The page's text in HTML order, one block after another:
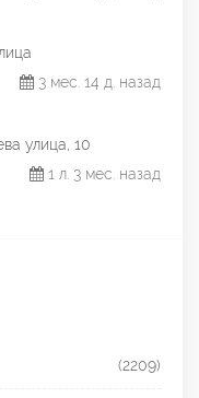
3 мес. 14 д. назад
улица, 10
1 л. 3 мес. назад
(2209)